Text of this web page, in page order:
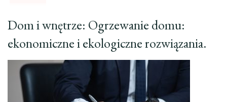
Dom i wnętrze: Ogrzewanie domu:
ekonomiczne i ekologiczne rozwiązania.